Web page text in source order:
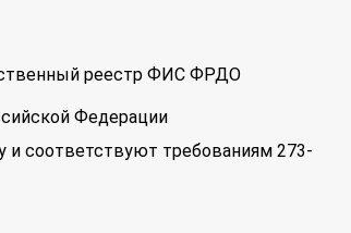
реестр ФИС ФРДО
Федерации
и соответствуют требованиям 273-